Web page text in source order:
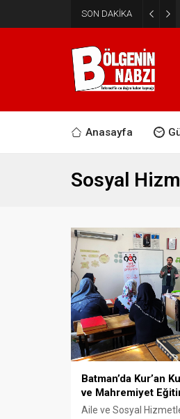
SON DAKİKA
Anasayfa
Sosyal
Batman’da Kur’an
ve Mahremiyet
Aile ve Sosyal